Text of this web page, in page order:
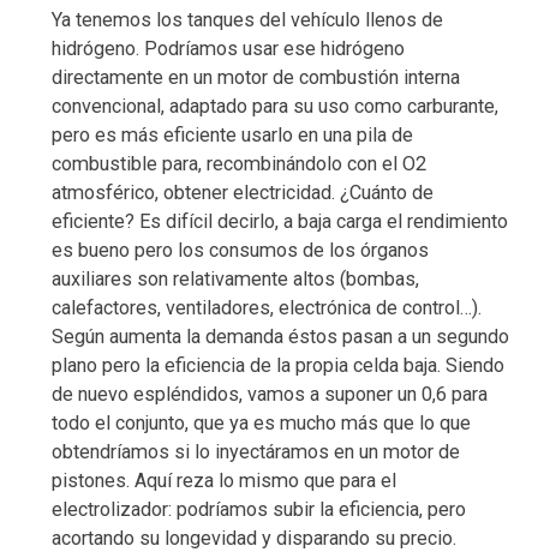
Ya tenemos los tanques del vehículo llenos de
hidrógeno. Podríamos usar ese hidrógeno
directamente en un motor de combustión interna
convencional, adaptado para su uso como carburante,
pero es más eficiente usarlo en una pila de
combustible para, recombinándolo con el O2
atmosférico, obtener electricidad. ¿Cuánto de
eficiente? Es difícil decirlo, a baja carga el rendimiento
es bueno pero los consumos de los órganos
auxiliares son relativamente altos (bombas,
calefactores, ventiladores, electrónica de control…).
Según aumenta la demanda éstos pasan a un segundo
plano pero la eficiencia de la propia celda baja. Siendo
de nuevo espléndidos, vamos a suponer un 0,6 para
todo el conjunto, que ya es mucho más que lo que
obtendríamos si lo inyectáramos en un motor de
pistones. Aquí reza lo mismo que para el
electrolizador: podríamos subir la eficiencia, pero
acortando su longevidad y disparando su precio.